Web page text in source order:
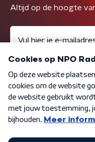
Altijd op de hoogte
Algemene voorwaarden